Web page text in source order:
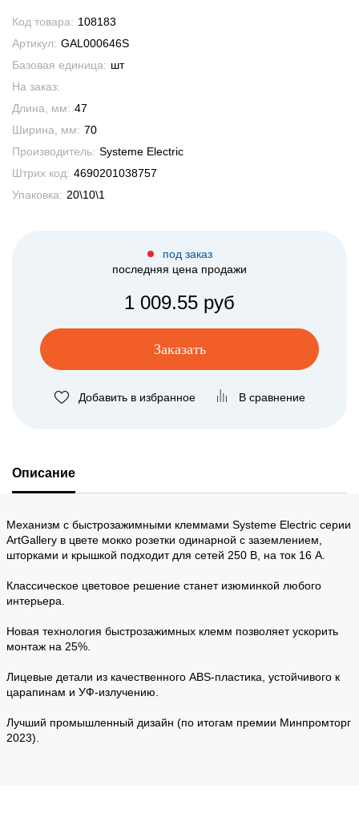
Код товара: 108183
Артикул: GAL000646S
Базовая единица: шт
На заказ:
Длина, мм: 47
Ширина, мм: 70
Производитель: Systeme Electric
Штрих код: 4690201038757
Упаковка: 20\10\1
под заказ
последняя цена продажи
1 009.55 руб
Заказать
Добавить в избранное В сравнение
Описание
Механизм с быстрозажимными клеммами Systeme Electric серии
ArtGallery в цвете мокко розетки одинарной с заземлением,
шторками и крышкой подходит для сетей 250 В, на ток 16 А.
Классическое цветовое решение станет изюминкой любого
интерьера.
Новая технология быстрозажимных клемм позволяет ускорить
монтаж на 25%.
Лицевые детали из качественного ABS-пластика, устойчивого к
царапинам и УФ-излучению.
Лучший промышленный дизайн (по итогам премии Минпромторг
2023).